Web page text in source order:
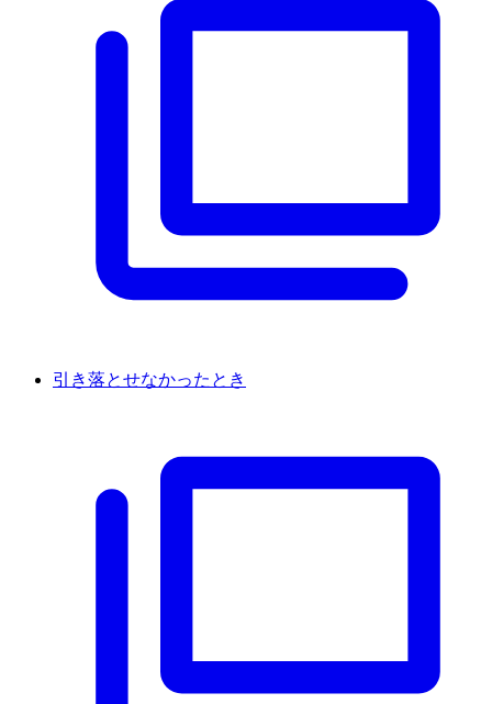
引き落とせなかったとき